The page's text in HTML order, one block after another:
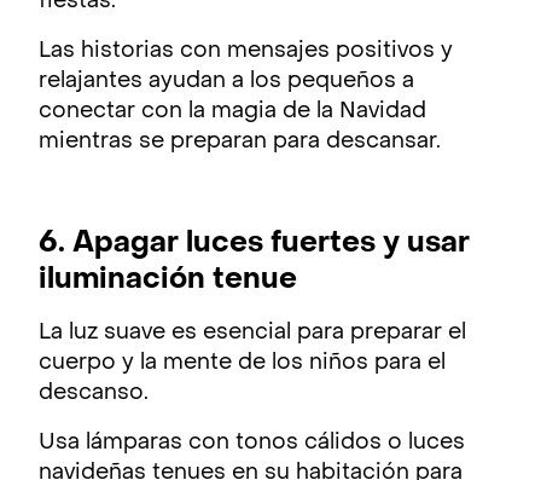
Las historias con mensajes positivos y
relajantes ayudan a los pequeños a
conectar con la magia de la Navidad
mientras se preparan para descansar.
6. Apagar luces fuertes y usar
iluminación tenue
La luz suave es esencial para preparar el
cuerpo y la mente de los niños para el
descanso.
Usa lámparas con tonos cálidos o luces
navideñas tenues en su habitación para